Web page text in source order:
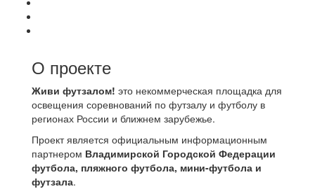
О проекте
Живи футзалом! это некоммерческая площадка для
освещения соревнований по футзалу и футболу в
регионах России и ближнем зарубежье.
Проект является официальным информационным
партнером Владимирской Городской Федерации
футбола, пляжного футбола, мини-футбола и
футзала.